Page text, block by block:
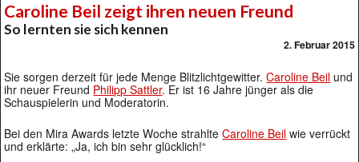
Caroline Beil zeigt ihren neuen Freund
So lernten sie sich kennen
2. Februar 2015
Sie sorgen derzeit für jede Menge Blitzlichtgewitter.Caroline Beil und
ihr neuer Freund Philipp Sattler. Er ist 16 Jahre jünger als die
Schauspielerin und Moderatorin.
Bei den Mira Awards letzte Woche strahlteCaroline Beil wie verrückt
und erklärte: „Ja, ich bin sehr glücklich!“